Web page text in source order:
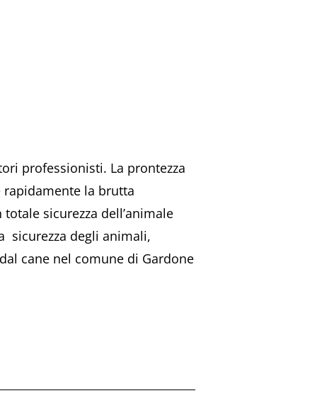
professionisti. La prontezza
la brutta
sicurezza dell’animale
sicurezza degli animali,
cane nel comune di Gardone